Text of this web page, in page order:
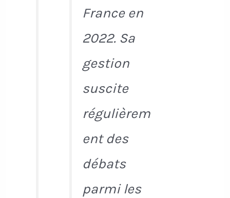
France en
2022. Sa
gestion
suscite
régulièrem
ent des
débats
parmi les